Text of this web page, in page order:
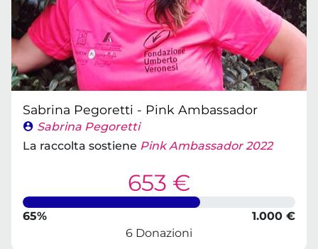
Sabrina Pegoretti - Pink Ambassador
Sabrina Pegoretti
La raccolta sostiene Pink Ambassador 2022
653 €
65%
1.000 €
6 Donazioni